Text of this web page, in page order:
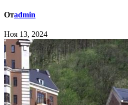
Отadmin
Ноя 13, 2024